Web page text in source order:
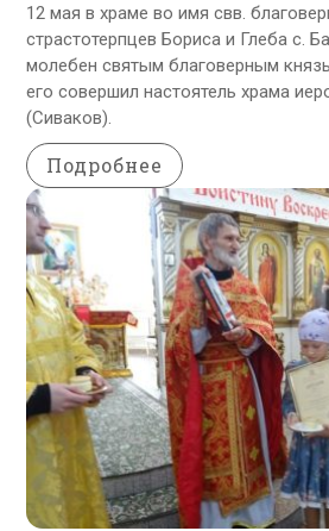
12 мая в храме во имя свв.
страстотерпцев Бориса и Глеба с.
молебен святым благоверным
его совершил настоятель храма
(Сиваков).
Подробнее